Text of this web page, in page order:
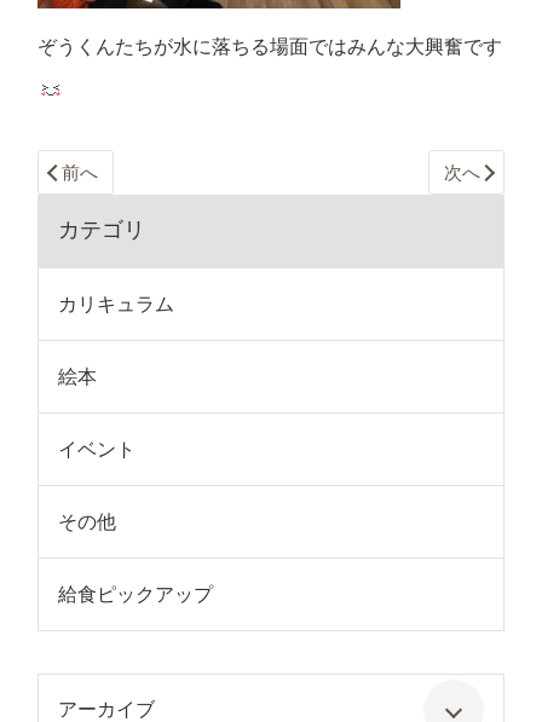
ぞうくんたちが水に落ちる場面ではみんな大興奮です
前へ 次へ
カテゴリ
カリキュラム
絵本
イベント
その他
給食ピックアップ
アーカイブ